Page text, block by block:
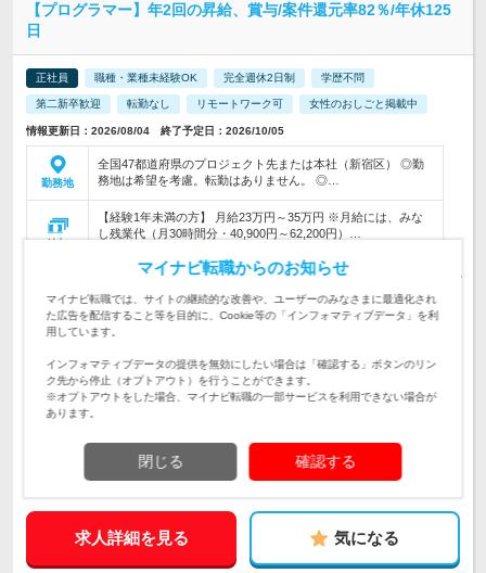
【プログラマー】年2回の昇給、賞与/案件還元率82％/年休125
日
正社員 職種・業種未経験OK 完全週休2日制 学歴不問
第二新卒歓迎 転勤なし リモートワーク可 女性のおしごと掲載中
情報更新日：2026/08/04 終了予定日：2026/10/05
勤務地
全国47都道府県のプロジェクト先または本社（新宿区） ◎勤
務地は希望を考慮。転勤はありません。 ◎…
給与
【経験1年未満の方】 月給23万円～35万円 ※月給には、みな
し残業代（月30時間分・40,900円～62,200円）…
仕事内容
各地の勤務先＆多彩な案件で自分らしく成長できる！
対象と
なる方
経験がある方・プログラミングができる方
企業データ
求人詳細を見る 気になる
マイナビ転職からのお知らせ
マイナビ転職では、サイトの継続的な改善や、ユーザーのみなさまに最適化され
た広告を配信すること等を目的に、Cookie等の「インフォマティブデータ」を利
用しています。
インフォマティブデータの提供を無効にしたい場合は「確認する」ボタンのリン
ク先から停止（オプトアウト）を行うことができます。
※オプトアウトをした場合、マイナビ転職の一部サービスを利用できない場合が
あります。
閉じる 確認する